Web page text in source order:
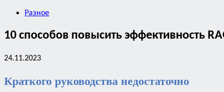
Разное
10 способов повысить эффективность
24.11.2023
Краткого руководства недостаточно